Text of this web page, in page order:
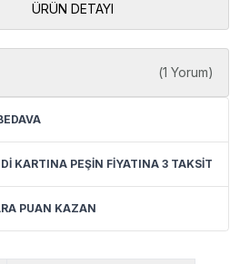
ÜRÜN DETAYI
(1 Yorum)
KARTINA PEŞİN FİYATINA 3 TAKSİT
PUAN KAZAN